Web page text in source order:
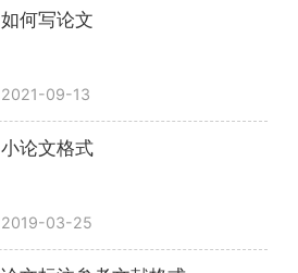
如何写论文
2021-09-13
小论文格式
2019-03-25